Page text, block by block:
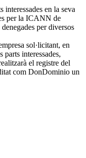
interessades en la seva
per la ICANN de
per diversos
sol·licitant, en
parts interessades,
el registre del
com DonDominio un